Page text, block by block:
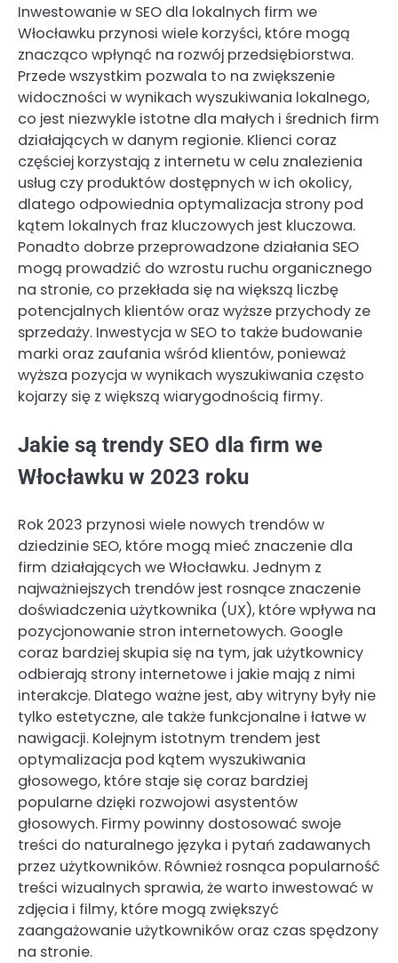
Inwestowanie w SEO dla lokalnych firm we
Włocławku przynosi wiele korzyści, które mogą
znacząco wpłynąć na rozwój przedsiębiorstwa.
Przede wszystkim pozwala to na zwiększenie
widoczności w wynikach wyszukiwania lokalnego,
co jest niezwykle istotne dla małych i średnich firm
działających w danym regionie. Klienci coraz
częściej korzystają z internetu w celu znalezienia
usług czy produktów dostępnych w ich okolicy,
dlatego odpowiednia optymalizacja strony pod
kątem lokalnych fraz kluczowych jest kluczowa.
Ponadto dobrze przeprowadzone działania SEO
mogą prowadzić do wzrostu ruchu organicznego
na stronie, co przekłada się na większą liczbę
potencjalnych klientów oraz wyższe przychody ze
sprzedaży. Inwestycja w SEO to także budowanie
marki oraz zaufania wśród klientów, ponieważ
wyższa pozycja w wynikach wyszukiwania często
kojarzy się z większą wiarygodnością firmy.
Jakie są trendy SEO dla firm we
Włocławku w 2023 roku
Rok 2023 przynosi wiele nowych trendów w
dziedzinie SEO, które mogą mieć znaczenie dla
firm działających we Włocławku. Jednym z
najważniejszych trendów jest rosnące znaczenie
doświadczenia użytkownika (UX), które wpływa na
pozycjonowanie stron internetowych. Google
coraz bardziej skupia się na tym, jak użytkownicy
odbierają strony internetowe i jakie mają z nimi
interakcje. Dlatego ważne jest, aby witryny były nie
tylko estetyczne, ale także funkcjonalne i łatwe w
nawigacji. Kolejnym istotnym trendem jest
optymalizacja pod kątem wyszukiwania
głosowego, które staje się coraz bardziej
popularne dzięki rozwojowi asystentów
głosowych. Firmy powinny dostosować swoje
treści do naturalnego języka i pytań zadawanych
przez użytkowników. Również rosnąca popularność
treści wizualnych sprawia, że warto inwestować w
zdjęcia i filmy, które mogą zwiększyć
zaangażowanie użytkowników oraz czas spędzony
na stronie.